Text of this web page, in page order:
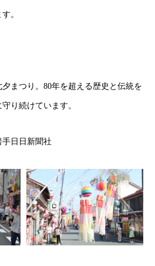
。
まつり。80年を超える歴史と伝統を
り続けています。
日日新聞社